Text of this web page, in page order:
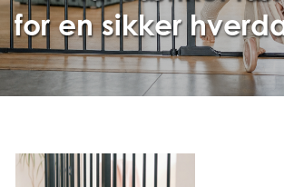
for en sikker